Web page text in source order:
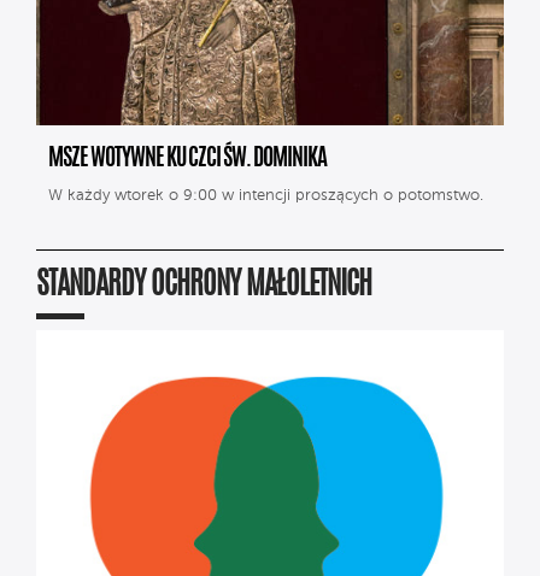
MSZE WOTYWNE KU CZCI ŚW. DOMINIKA
W każdy wtorek o 9:00 w intencji proszących o potomstwo.
STANDARDY OCHRONY MAŁOLETNICH